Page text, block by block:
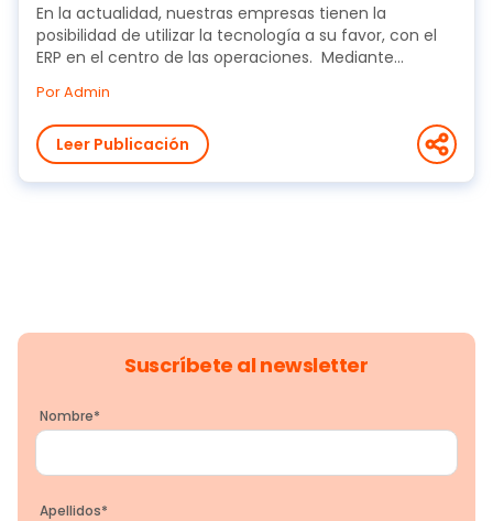
En la actualidad, nuestras empresas tienen la
posibilidad de utilizar la tecnología a su favor, con el
ERP en el centro de las operaciones. Mediante...
Por Admin
Leer Publicación
Suscríbete al newsletter
Nombre*
Apellidos*